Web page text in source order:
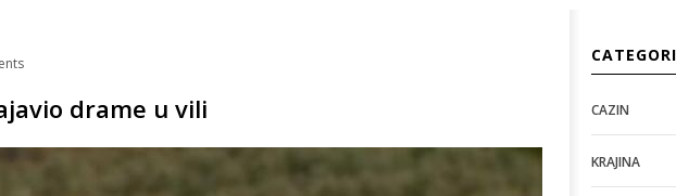
drame u vili CAZIN
KRAJINA